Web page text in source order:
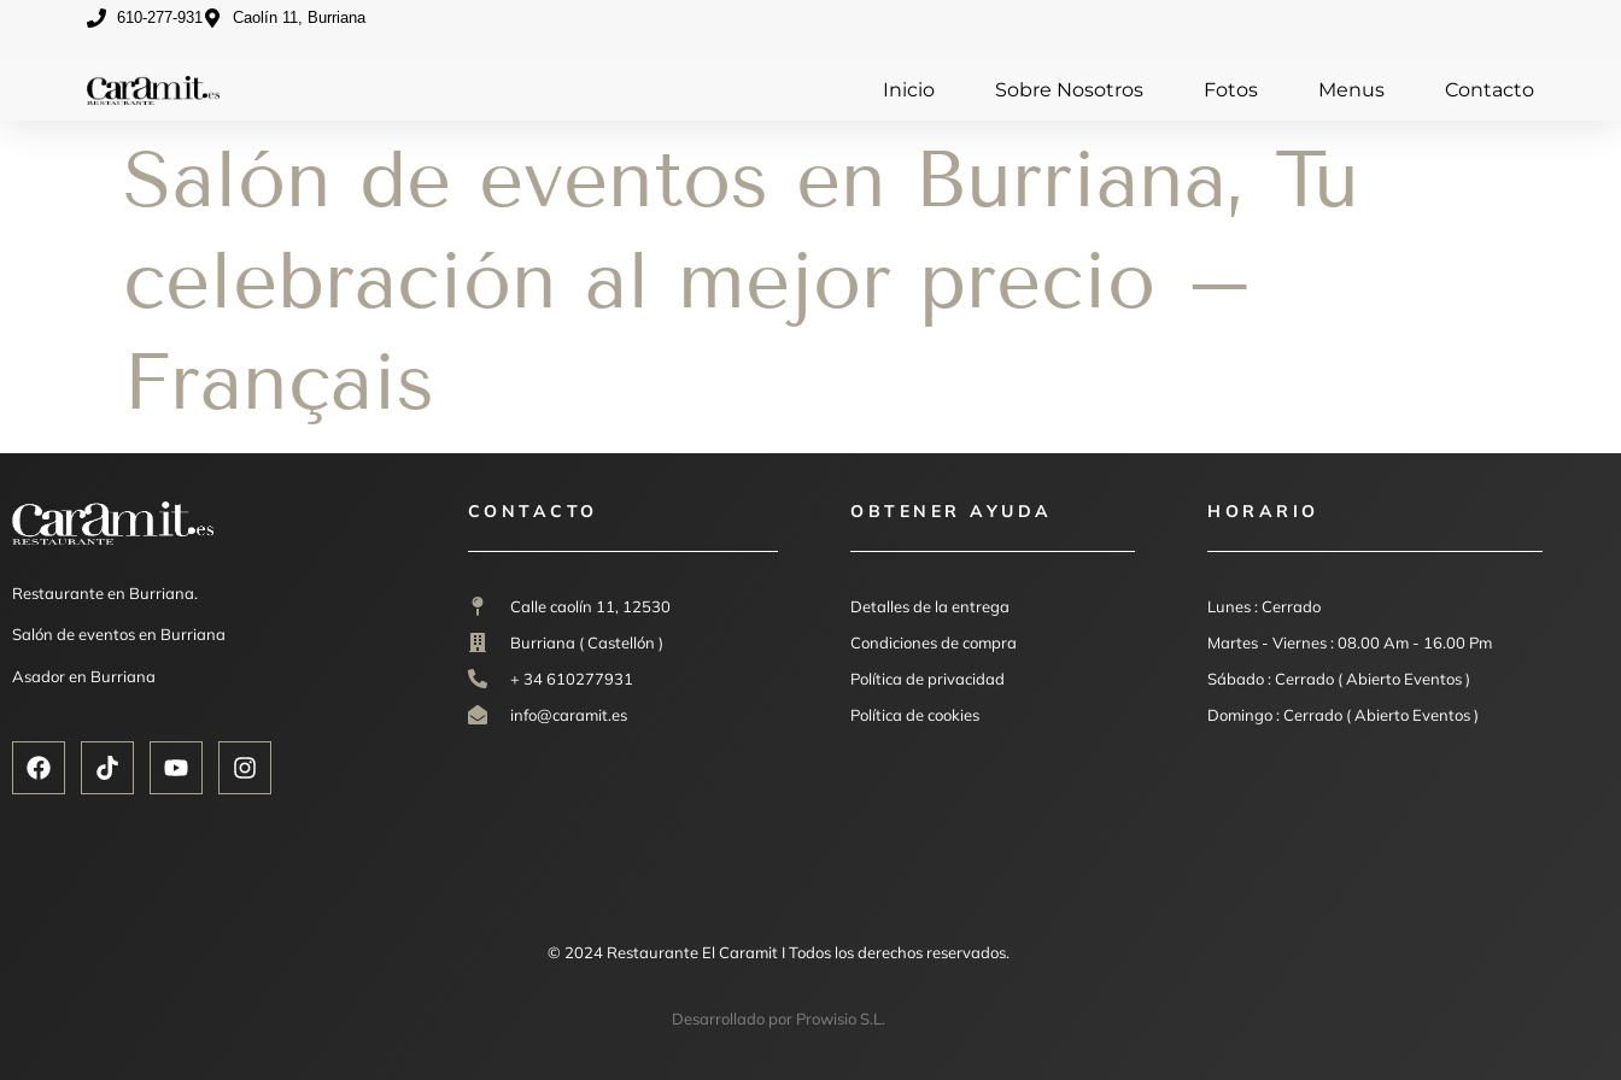
610-277-931 Caolín 11, Burriana
Inicio Sobre Nosotros Fotos Menus Contacto
Salón de eventos en Burriana, Tu
celebración al mejor precio –
Français
Restaurante en Burriana.
Salón de eventos en Burriana
Asador en Burriana
CONTACTO
Calle caolín 11, 12530
Burriana ( Castellón )
+ 34 610277931
info@caramit.es
OBTENER AYUDA
Detalles de la entrega
Condiciones de compra
Política de privacidad
Política de cookies
HORARIO
Lunes : Cerrado
Martes - Viernes : 08.00 Am - 16.00 Pm
Sábado : Cerrado ( Abierto Eventos )
Domingo : Cerrado ( Abierto Eventos )
© 2024 Restaurante El Caramit I Todos los derechos reservados.
Desarrollado por Prowisio S.L.